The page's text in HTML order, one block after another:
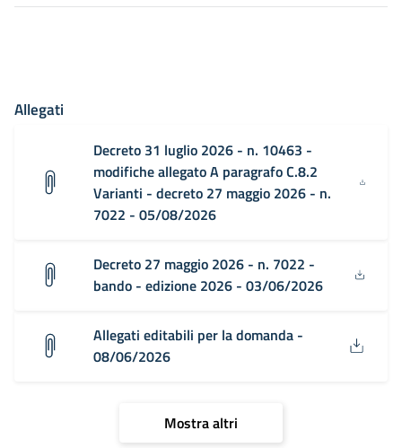
Allegati
Decreto 31 luglio 2026 - n. 10463 -
modifiche allegato A paragrafo C.8.2
Varianti - decreto 27 maggio 2026 - n.
7022 - 05/08/2026
Decreto 27 maggio 2026 - n. 7022 -
bando - edizione 2026 - 03/06/2026
Allegati editabili per la domanda -
08/06/2026
Mostra altri